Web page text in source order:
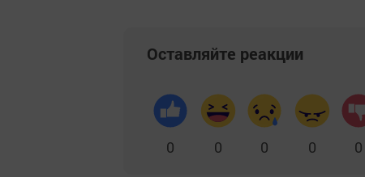
Оставляйте реакции
0 0 0 0 0